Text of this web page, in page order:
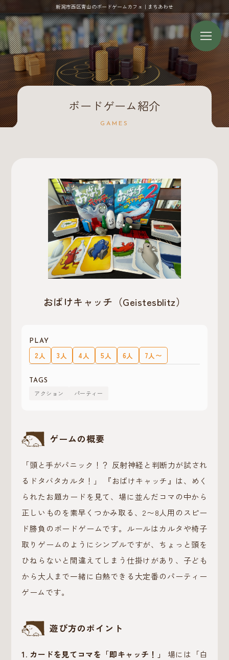
新潟市西区青山のボードゲームカフェ｜まちあわせ
ボードゲーム紹介
GAMES
おばけキャッチ（Geistesblitz）
PLAY
2人 3人 4人 5人 6人 7人〜
TAGS
アクション パーティー
ゲームの概要
「頭と手がパニック！？ 反射神経と判断力が試され
るドタバタカルタ！」 『おばけキャッチ』は、めく
られたお題カードを見て、場に並んだコマの中から
正しいものを素早くつかみ取る、2〜8人用のスピー
ド勝負のボードゲームです。ルールはカルタや椅子
取りゲームのようにシンプルですが、ちょっと頭を
ひねらないと間違えてしまう仕掛けがあり、子ども
から大人まで一緒に白熱できる大定番のパーティー
ゲームです。
遊び方のポイント
1. カードを見てコマを「即キャッチ！」
場には「白